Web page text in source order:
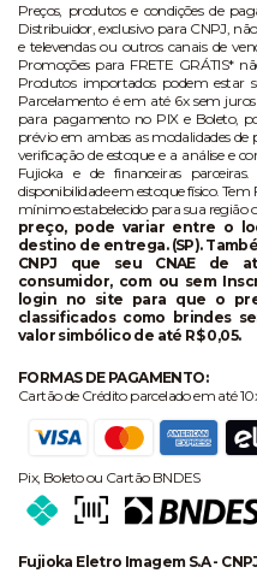
Preços, produtos e condições de
Distribuidor, exclusivo para CNPJ,
e televendas ou outros canais de
Promoções para FRETE GRÁTIS*
Produtos importados podem estar
Parcelamento é em até 6x sem
para pagamento no PIX e Boleto,
prévio em ambas as modalidades de
verificação de estoque e a análise e
Fujioka e de financeiras
disponibilidade em estoque físico. Tem
mínimo estabelecido para sua região
preço, pode variar entre o
destino de entrega. (SP).
CNPJ que seu CNAE de
consumidor, com ou sem
login no site para que o
classificados como brindes
valor simbólico de até R$ 0,05.
FORMAS DE PAGAMENTO:
Cartão de Crédito parcelado em até
Pix, Boleto ou Cartão BNDES
Fujioka Eletro Imagem S.A -